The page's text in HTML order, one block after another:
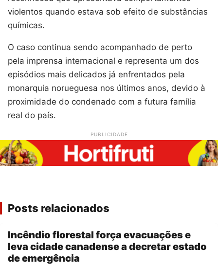
violentos quando estava sob efeito de substâncias
químicas.
O caso continua sendo acompanhado de perto
pela imprensa internacional e representa um dos
episódios mais delicados já enfrentados pela
monarquia norueguesa nos últimos anos, devido à
proximidade do condenado com a futura família
real do país.
PUBLICIDADE
Posts relacionados
Incêndio florestal força evacuações e
leva cidade canadense a decretar estado
de emergência